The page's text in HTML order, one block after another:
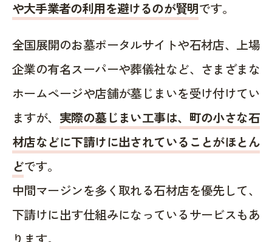
や大手業者の利用を避けるのが賢明です。
全国展開のお墓ポータルサイトや石材店、上場
企業の有名スーパーや葬儀社など、さまざまな
ホームページや店舗が墓じまいを受け付けてい
ますが、 実際の墓じまい工事は、町の小さな石
材店などに下請けに出されていることがほとん
どです。
中間マージンを多く取れる石材店を優先して、
下請けに出す仕組みになっているサービスもあ